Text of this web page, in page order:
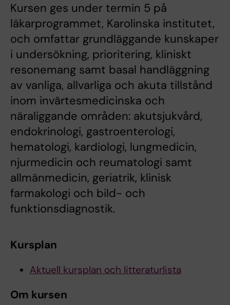
Kursen ges under termin 5 på
läkarprogrammet, Karolinska institutet,
och omfattar grundläggande kunskaper
i undersökning, prioritering, kliniskt
resonemang samt basal handläggning
av vanliga, allvarliga och akuta tillstånd
inom invärtesmedicinska och
näraliggande områden: akutsjukvård,
endokrinologi, gastroenterologi,
hematologi, kardiologi, lungmedicin,
njurmedicin och reumatologi samt
allmänmedicin, geriatrik, klinisk
farmakologi och bild- och
funktionsdiagnostik.
Kursplan
Aktuell kursplan och litteraturlista
Om kursen